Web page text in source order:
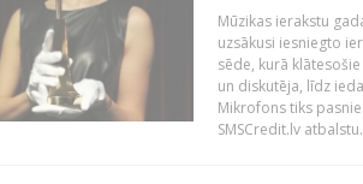
Mūzikas ierakstu
uzsākusi iesniegto
sēde, kurā
un diskutēja, līdz
Mikrofons tiks
SMSCredit.lv